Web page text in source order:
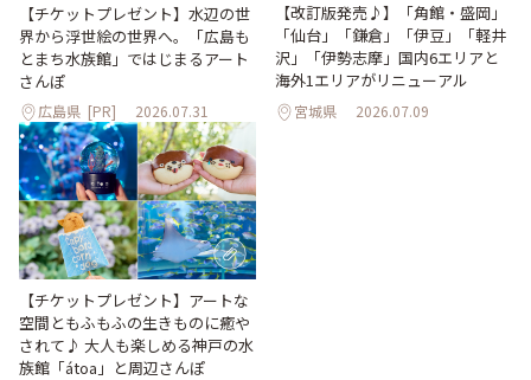
【チケットプレゼント】水辺の世
界から浮世絵の世界へ。「広島も
とまち水族館」ではじまるアート
さんぽ
広島県 [PR] 2026.07.31
【改訂版発売♪】「角館・盛岡」
「仙台」「鎌倉」「伊豆」「軽井
沢」「伊勢志摩」国内6エリアと
海外1エリアがリニューアル
宮城県 2026.07.09
【チケットプレゼント】アートな
空間ともふもふの生きものに癒や
されて♪ 大人も楽しめる神戸の水
族館「átoa」と周辺さんぽ